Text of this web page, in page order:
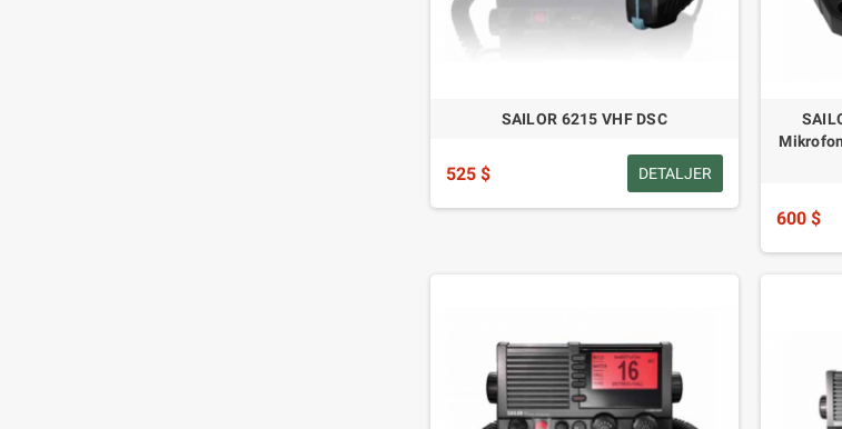
SAILOR 6215 VHF DSC
525 $ DETALJER
600 $